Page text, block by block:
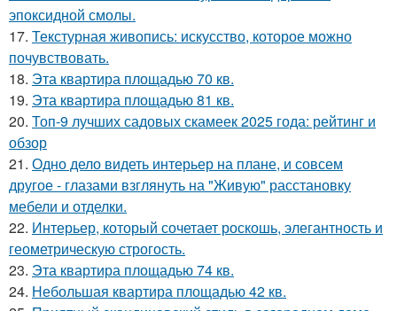
эпоксидной смолы.
17. Текстурная живопись: искусство, которое можно
почувствовать.
18. Эта квартира площадью 70 кв.
19. Эта квартира площадью 81 кв.
20. Топ-9 лучших садовых скамеек 2025 года: рейтинг и
обзор
21. Одно дело видеть интерьер на плане, и совсем
другое - глазами взглянуть на "Живую" расстановку
мебели и отделки.
22. Интерьер, который сочетает роскошь, элегантность и
геометрическую строгость.
23. Эта квартира площадью 74 кв.
24. Небольшая квартира площадью 42 кв.